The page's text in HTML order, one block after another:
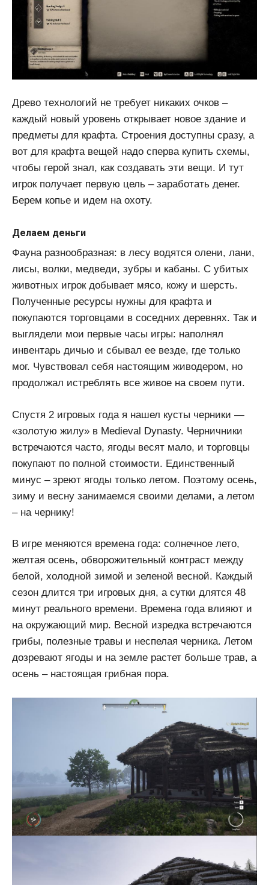
Древо технологий не требует никаких очков –
каждый новый уровень открывает новое здание и
предметы для крафта. Строения доступны сразу, а
вот для крафта вещей надо сперва купить схемы,
чтобы герой знал, как создавать эти вещи. И тут
игрок получает первую цель – заработать денег.
Берем копье и идем на охоту.
Делаем деньги
Фауна разнообразная: в лесу водятся олени, лани,
лисы, волки, медведи, зубры и кабаны. С убитых
животных игрок добывает мясо, кожу и шерсть.
Полученные ресурсы нужны для крафта и
покупаются торговцами в соседних деревнях. Так и
выглядели мои первые часы игры: наполнял
инвентарь дичью и сбывал ее везде, где только
мог. Чувствовал себя настоящим живодером, но
продолжал истреблять все живое на своем пути.
Спустя 2 игровых года я нашел кусты черники —
«золотую жилу» в Medieval Dynasty. Черничники
встречаются часто, ягоды весят мало, и торговцы
покупают по полной стоимости. Единственный
минус – зреют ягоды только летом. Поэтому осень,
зиму и весну занимаемся своими делами, а летом
– на чернику!
В игре меняются времена года: солнечное лето,
желтая осень, обворожительный контраст между
белой, холодной зимой и зеленой весной. Каждый
сезон длится три игровых дня, а сутки длятся 48
минут реального времени. Времена года влияют и
на окружающий мир. Весной изредка встречаются
грибы, полезные травы и неспелая черника. Летом
дозревают ягоды и на земле растет больше трав, а
осень – настоящая грибная пора.